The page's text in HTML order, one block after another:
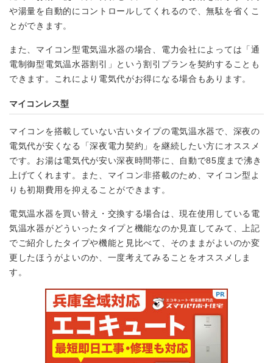
や湯量を自動的にコントロールしてくれるので、無駄を省くこ
とができます。
また、マイコン型電気温水器の場合、電力会社によっては「通
電制御型電気温水器割引」という割引プランを契約することも
できます。これにより電気代がお得になる場合もあります。
マイコンレス型
マイコンを搭載していない古いタイプの電気温水器で、深夜の
電気代が安くなる「深夜電力契約」を継続したい方にオススメ
です。お湯は電気代が安い深夜時間帯に、自動で85度まで沸き
上げてくれます。また、マイコン非搭載のため、マイコン型よ
りも初期費用を抑えることができます。
電気温水器を買い替え・交換する場合は、現在使用している電
気温水器がどういったタイプと機能なのか見直してみて、上記
でご紹介したタイプや機能と見比べて、そのままがよいのか変
更したほうがよいのか、一度考えてみることをオススメしま
す。